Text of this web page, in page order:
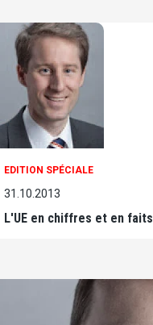
EDITION SPÉCIALE
31.10.2013
L'UE en chiffres et en faits